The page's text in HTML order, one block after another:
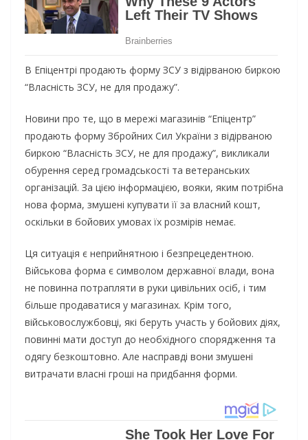
В Епіцентрі продають форму ЗСУ з відірваною биркою
“Власність ЗСУ, не для продажу”.
Новини про те, що в мережі магазинів “Епіцентр”
продають форму Збройних Сил України з відірваною
биркою “Власність ЗСУ, не для продажу”, викликали
обурення серед громадськості та ветеранських
організацій. За цією інформацією, вояки, яким потрібна
нова форма, змушені купувати її за власний кошт,
оскільки в бойових умовах їх розмірів немає.
Ця ситуація є неприйнятною і безпрецедентною.
Військова форма є символом державної влади, вона
не повинна потрапляти в руки цивільних осіб, і тим
більше продаватися у магазинах. Крім того,
військовослужбовці, які беруть участь у бойових діях,
повинні мати доступ до необхідного спорядження та
одягу безкоштовно. Але насправді вони змушені
витрачати власні гроші на придбання форми.